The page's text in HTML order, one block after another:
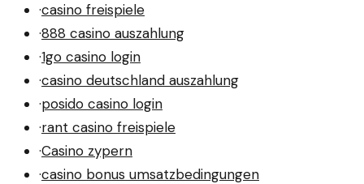
·casino freispiele
·888 casino auszahlung
·1go casino login
·casino deutschland auszahlung
·posido casino login
·rant casino freispiele
·Casino zypern
·casino bonus umsatzbedingungen